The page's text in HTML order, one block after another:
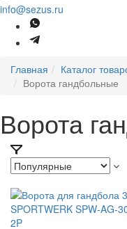
info@sezus.ru
Главная Каталог
Ворота гандбольные
Ворота